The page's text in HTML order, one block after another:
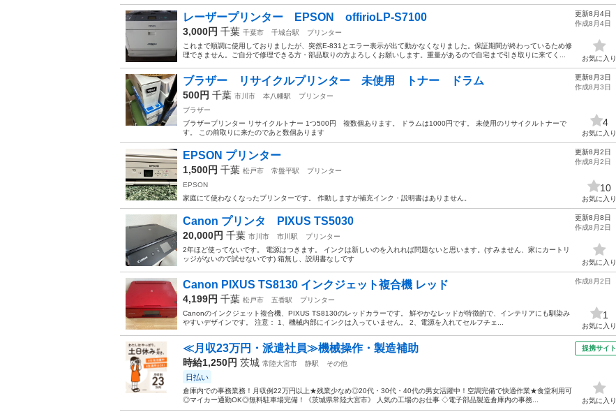
レーザープリンター EPSON offirioLP-S7100
3,000円 千葉 千葉市 千城台駅
プリンター
これまで順調に使用しておりましたが、突然E-831とエラー表示が出て動かなくなりました。保証期間が終わっているため修
理できません。ご自分で修理できる方・部品取りの方よろしくお願いします。重量があるので自宅まで引き取りに来てく...
更新8月4日
作成8月4日
お気に入り
ブラザー リサイクルプリンター 未使用 トナー ドラム
500円 千葉 市川市 本八幡駅
プリンター
ブラザー
ブラザープリンター リサイクルトナー 1つ500円 複数個あります。 ドラムは1000円です。 未使用のリサイクルトナーで
す。 この前取りに来たのであと数個あります
更新8月3日
作成8月3日
4
お気に入り
EPSON プリンター
1,500円 千葉 松戸市 常盤平駅
プリンター
EPSON
家庭にて使わなくなったプリンターです。 作動しますが補充インク・説明書はありません。
更新8月2日
作成8月2日
10
お気に入り
Canon プリンタ PIXUS TS5030
20,000円 千葉 市川市 市川駅
プリンター
2年ほど使ってないです。 電源はつきます。 インクは新しいのを入れれば問題ないと思います。(すみません、家にカートリ
ッジがないので試せないです) 箱無し、説明書なしです
更新8月8日
作成8月2日
お気に入り
Canon PIXUS TS8130 インクジェット複合機 レッド
4,199円 千葉 松戸市 五香駅
プリンター
Canonのインクジェット複合機、PIXUS TS8130のレッドカラーです。 鮮やかなレッドが特徴的で、インテリアにも馴染み
やすいデザインです。 注意： 1、機械内部にインクは入っていません。 2、電源を入れてセルフチェ...
作成8月2日
1
お気に入り
≪月収23万円・派遣社員≫機械操作・製造補助
時給1,250円 茨城 常陸大宮市 静駅 その他
日払い
倉庫内での事務業務！月収例22万円以上★残業少なめ◎20代・30代・40代の男女活躍中！空調完備で快適作業★食堂利用可
◎マイカー通勤OK◎無料駐車場完備！《茨城県常陸大宮市》 人気の工場のお仕事 ◇電子部品製造倉庫内の事務...
提携サイト
お気に入り